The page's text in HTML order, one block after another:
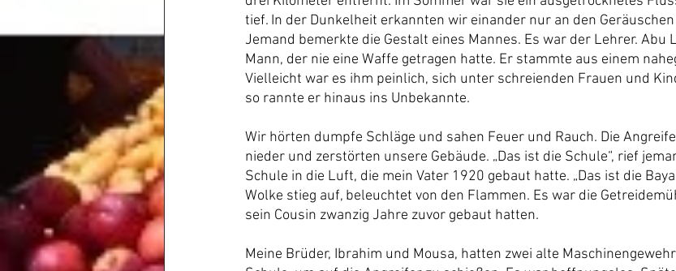
tief. In der Dunkelheit erkannten wir einander nur an den
Jemand bemerkte die Gestalt eines Mannes. Es war der Lehrer. Abu
Mann, der nie eine Waffe getragen hatte. Er stammte aus einem
Vielleicht war es ihm peinlich, sich unter schreienden Frauen und
so rannte er hinaus ins Unbekannte.
Wir hörten dumpfe Schläge und sahen Feuer und Rauch. Die
nieder und zerstörten unsere Gebäude. „Das ist die Schule“, rief
Schule in die Luft, die mein Vater 1920 gebaut hatte. „Das ist die
Wolke stieg auf, beleuchtet von den Flammen. Es war die
sein Cousin zwanzig Jahre zuvor gebaut hatten.
Meine Brüder, Ibrahim und Mousa, hatten zwei alte